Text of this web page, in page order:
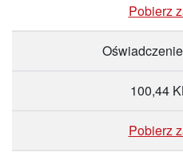
Pobierz
100,44
Pobierz